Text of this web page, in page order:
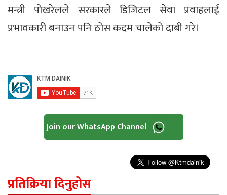
मन्त्री पोखरेलले सरकारले डिजिटल सेवा प्रवाहलाई
प्रभावकारी बनाउन पनि ठोस कदम चालेको दाबी गरे।
Join our WhatsApp Channel
प्रतिक्रिया दिनुहोस